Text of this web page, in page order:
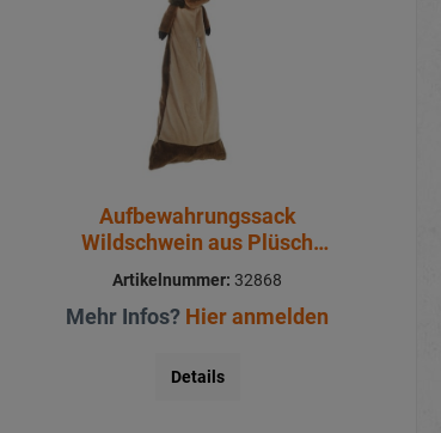
Aufbewahrungssack
Wildschwein aus Plüsch
40x17x75cm
Artikelnummer: 32868
Mehr Infos? Hier anmelden
Details